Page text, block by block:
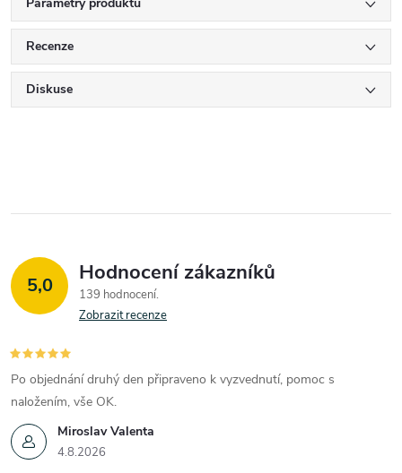
Recenze
Diskuse
5,0 Hodnocení zákazníků
139 hodnocení
Zobrazit recenze
Miroslav Valenta
4.8.2026
Po objednání druhý den připraveno k vyzvednutí, pomoc s
naložením, vše OK.